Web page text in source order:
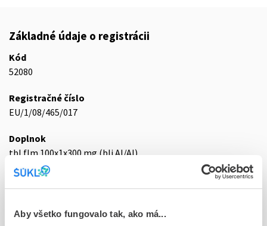
Aby všetko fungovalo tak, ako má...
Základné údaje o registrácii
Kód
52080
Registračné číslo
EU/1/08/465/017
Doplnok
tbl flm 100x1x300 mg (bli.Al/Al)
Stav
Typ registračnej procedúry